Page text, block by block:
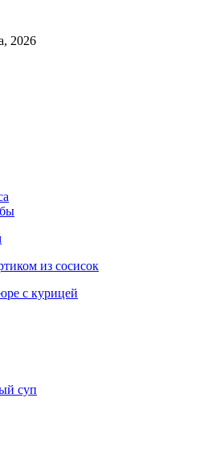
2026
из сосисок
с курицей
суп